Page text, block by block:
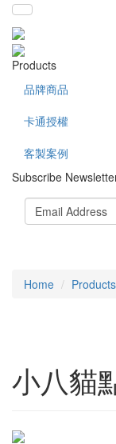
Products
品牌商品
卡通授權
客製案例
Subscribe
Home Products
小八貓